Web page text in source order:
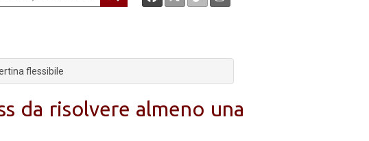
flessibile
da risolvere almeno una